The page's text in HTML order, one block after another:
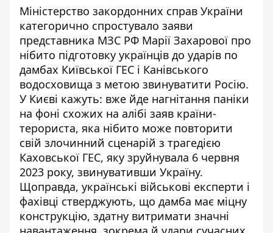
Міністерство закордонних справ України
категорично спростувало заяви
представника МЗС РФ Марії Захарової про
нібито підготовку українців до ударів по
дамбах Київської ГЕС і Канівського
водосховища з метою звинуватити Росію.
У Києві кажуть: вже йде нагнітання паніки
на фоні схожих на алібі заяв країни-
терориста, яка нібито може повторити
свій злочинний сценарій з трагедією
Каховської ГЕС, яку зруйнувала 6 червня
2023 року, звинувативши Україну.
Щоправда, українські військові експерти і
фахівці стверджують, що дамба має міцну
конструкцію, здатну витримати значні